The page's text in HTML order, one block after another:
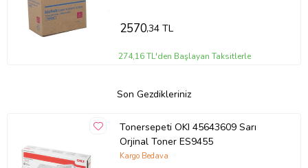
2570,34 TL
274,16 TL'den Başlayan Taksitlerle
Son Gezdikleriniz
Tonersepeti OKI 45643609 Sarı
Orjinal Toner ES9455
Kargo Bedava